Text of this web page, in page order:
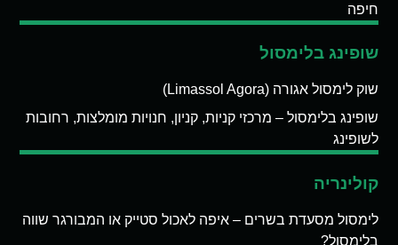
חיפה
שופינג בלימסול
שוק לימסול אגורה (Limassol Agora)
שופינג בלימסול – מרכזי קניות, קניון, חנויות מומלצות, רחובות
לשופינג
קולינריה
לימסול מסעדת בשרים – איפה לאכול סטייק או המבורגר שווה
בלימסול?